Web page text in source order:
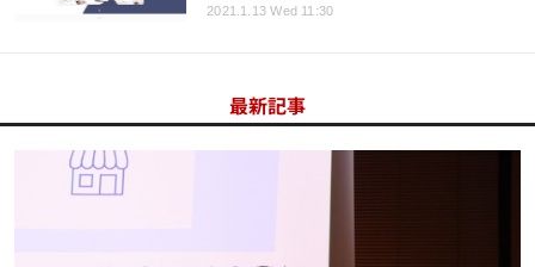
2021.1.13 Wed 11:30
最新記事